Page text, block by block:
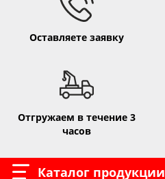
Оставляете заявку
Отгружаем в течение 3
часов
Каталог продукции